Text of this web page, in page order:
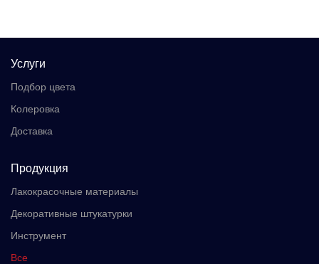
Услуги
Подбор цвета
Колеровка
Доставка
Продукция
Лакокрасочные материалы
Декоративные штукатурки
Инструмент
Все